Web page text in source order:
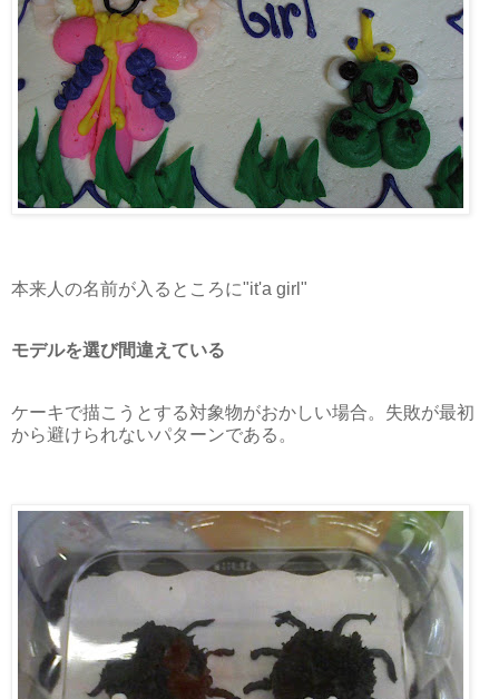
本来人の名前が入るところに"it'a girl"
モデルを選び間違えている
ケーキで描こうとする対象物がおかしい場合。失敗が最初
から避けられないパターンである。